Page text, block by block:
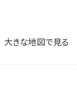
大きな地図で見る